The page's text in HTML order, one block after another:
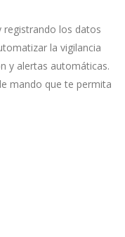
los datos
la vigilancia
y alertas automáticas.
mando que te permita